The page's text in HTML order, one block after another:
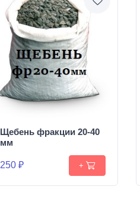
Щебень фракции 20-40
мм
250 ₽ +